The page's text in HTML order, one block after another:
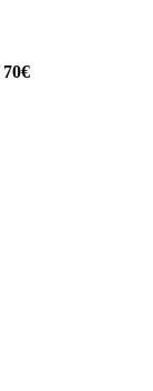
70€